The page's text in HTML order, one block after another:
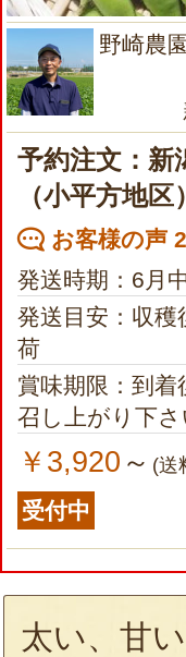
野崎農園
予約注文：新
（小平方地区）
お客様の声
発送時期：6月
発送目安：収穫
荷
賞味期限：到
召し上がり下さ
￥3,920 ～ (送
受付中
太い、甘